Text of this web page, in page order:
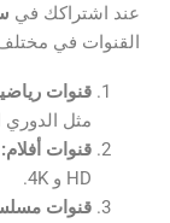
عند اشتراكك في
القنوات في
قنوات
مثل الدوري
قنوات أفلام:
HD و 4K.
قنوات